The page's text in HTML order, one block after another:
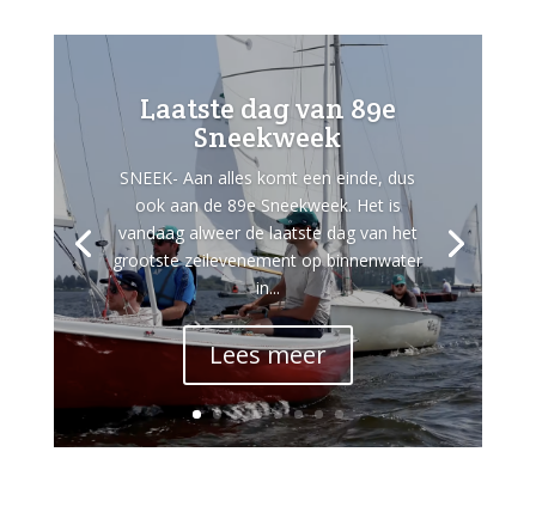
Laatste dag van 89e
Sneekweek
SNEEK- Aan alles komt een einde, dus
ook aan de 89e Sneekweek. Het is
vandaag alweer de laatste dag van het
grootste zeilevenement op binnenwater
in...
Lees meer